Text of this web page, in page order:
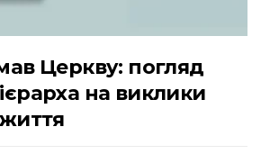
Церкву: погляд
на виклики
життя